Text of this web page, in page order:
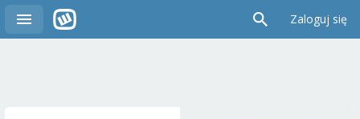
Zaloguj się